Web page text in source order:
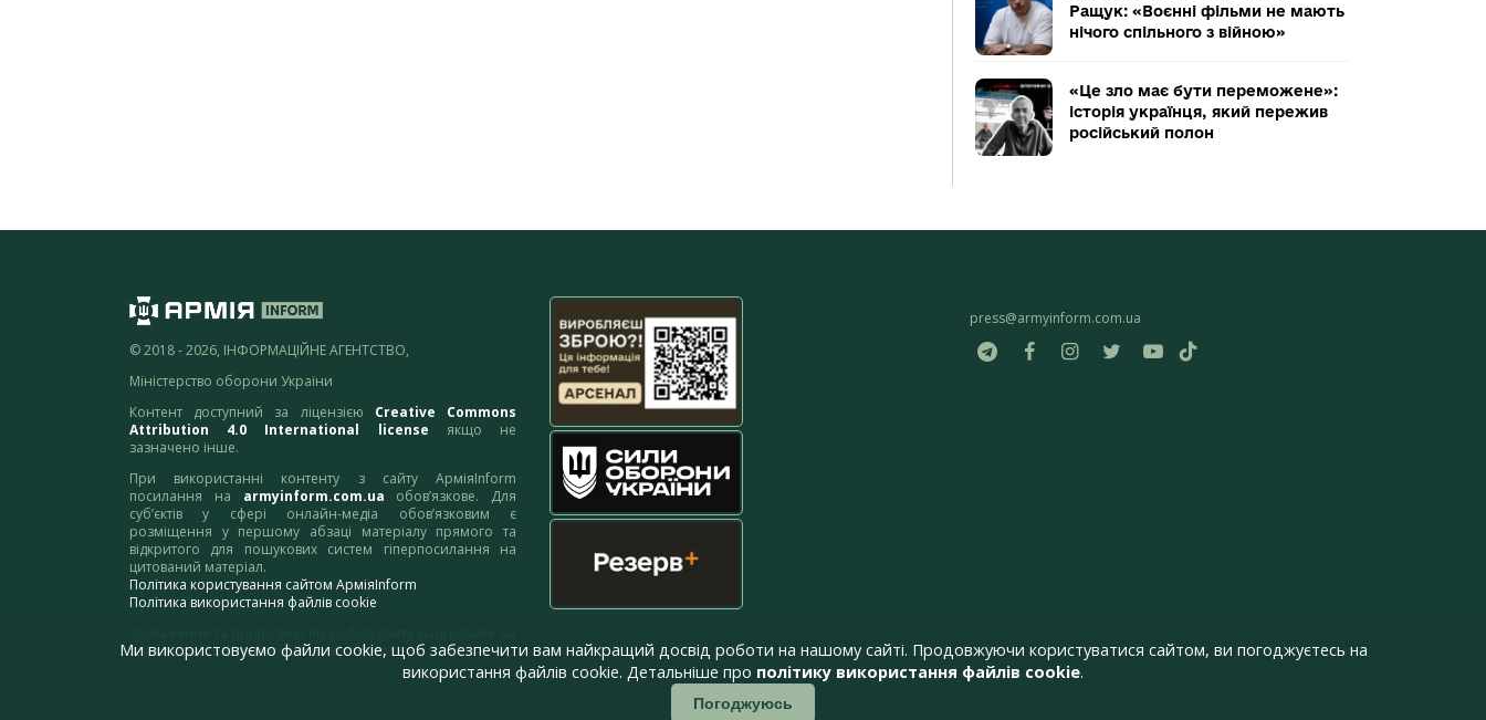
Ращук: «Воєнні фільми не мають
нічого спільного з війною»
«Це зло має бути переможене»:
історія українця, який пережив
російський полон
© 2018 - 2026, ІНФОРМАЦІЙНЕ АГЕНТСТВО,
Міністерство оборони України
Контент доступний за ліцензією Creative Commons
Attribution 4.0 International license якщо не
зазначено інше.
При використанні контенту з сайту АрміяInform
посилання на armyinform.com.ua обов’язкове. Для
суб’єктів у сфері онлайн-медіа обов’язковим є
розміщення у першому абзаці матеріалу прямого та
відкритого для пошукових систем гіперпосилання на
цитований матеріал.
Політика користування сайтом АрміяInform
Політика використання файлів cookie
адресу:webmaster@armyinform.com.ua
press@armyinform.com.ua
Ми використовуємо файли cookie, щоб забезпечити вам найкращий досвід роботи на нашому сайті. Продовжуючи користуватися сайтом, ви погоджуєтесь на
використання файлів cookie. Детальніше про політику використання файлів cookie.
Погоджуюсь